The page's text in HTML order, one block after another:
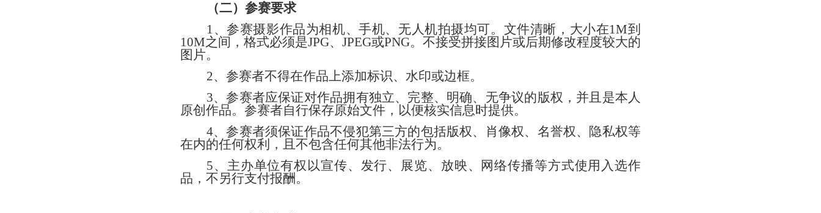
（二）参赛要求
1、参赛摄影作品为相机、手机、无人机拍摄均可。文件清晰， 大小在1M到
10M之间， 格式必须是JPG、 JPEG或PNG。不接受拼接图片或后期修改程度较大的
图片。
2、参赛者不得在作品上添加标识、水印或边框。
3、参赛者应保证对作品拥有独立、完整、明确、无争议的版权，并且是本人
原创作品。参赛者自行保存原始文件，以便核实信息时提供。
4、参赛者须保证作品不侵犯第三方的包括版权、肖像权、名誉权、隐私权等
在内的任何权利，且不包含任何其他非法行为。
5、 主办单位有权以宣传、发行、展览、放映、网络传播等方式使用入选作
品，不另行支付报酬。